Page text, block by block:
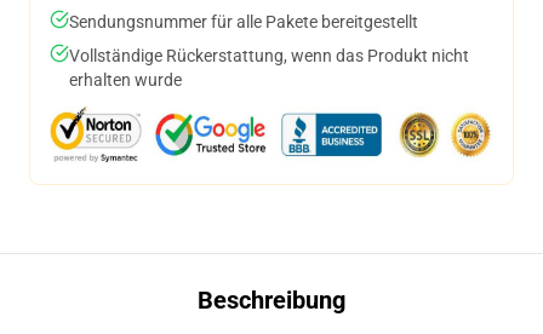
Sendungsnummer für alle Pakete bereitgestellt
Vollständige Rückerstattung, wenn das Produkt nicht
erhalten wurde
Beschreibung